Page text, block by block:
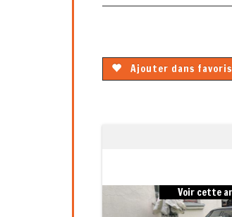
Ajouter dans favoris
Previous